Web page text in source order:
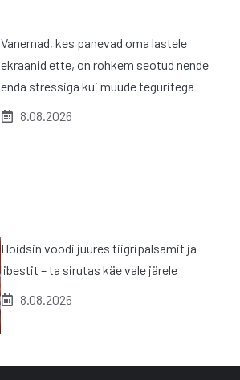
Vanemad, kes panevad oma lastele
ekraanid ette, on rohkem seotud nende
enda stressiga kui muude teguritega
8.08.2026
Hoidsin voodi juures tiigripalsamit ja
libestit – ta sirutas käe vale järele
8.08.2026